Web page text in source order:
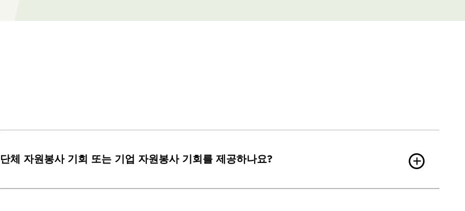
단체 자원봉사 기회 또는 기업 자원봉사 기회를 제공하나요?